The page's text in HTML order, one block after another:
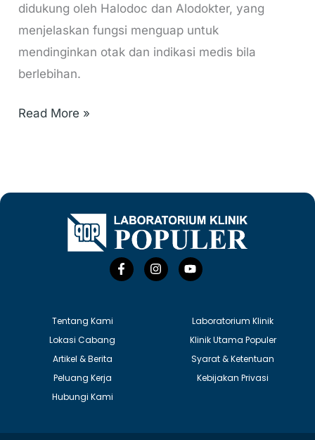
didukung oleh Halodoc dan Alodokter, yang
menjelaskan fungsi menguap untuk
mendinginkan otak dan indikasi medis bila
berlebihan.
Read More »
F
a
c
I
n
s
Y
o
u
b
e
Tentang Kami
Lokasi Cabang
Artikel & Berita
Peluang Kerja
Hubungi Kami
Laboratorium Klinik
Klinik Utama Populer
Syarat & Ketentuan
Kebijakan Privasi